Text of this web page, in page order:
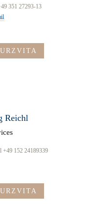
351 27293-13
Reichl
+49 152 24189339